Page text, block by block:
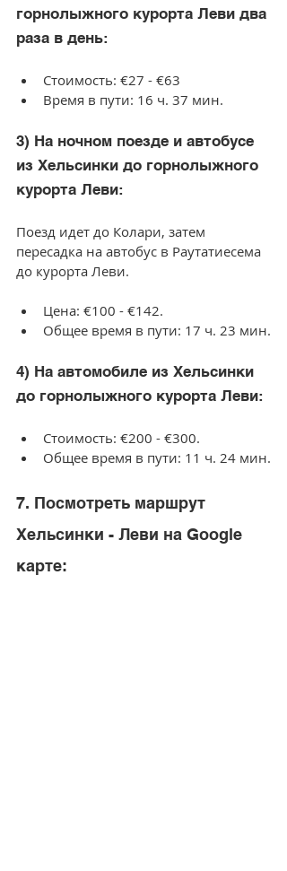
горнолыжного курорта Леви два
раза в день:
Стоимость: €27 - €63
Время в пути: 16 ч. 37 мин.
3) На ночном поезде и автобусе
из Хельсинки до горнолыжного
курорта Леви:
Поезд идет до Колари, затем
пересадка на автобус в Раутатиесема
до курорта Леви.
Цена: €100 - €142.
Общее время в пути: 17 ч. 23 мин.
4) На автомобиле из Хельсинки
до горнолыжного курорта Леви:
Стоимость: €200 - €300.
Общее время в пути: 11 ч. 24 мин.
7. Посмотреть маршрут
Хельсинки - Леви на Google
карте: